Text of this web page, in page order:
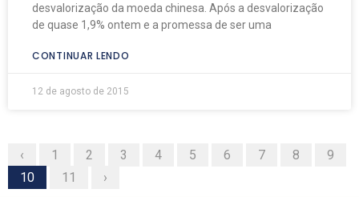
desvalorização da moeda chinesa. Após a desvalorização
de quase 1,9% ontem e a promessa de ser uma
CONTINUAR LENDO
12 de agosto de 2015
‹ 1 2 3 4 5 6 7 8
9
10
11 ›